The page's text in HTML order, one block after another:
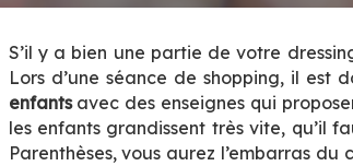
S’il y a bien une partie de votre
Lors d’une séance de shopping, il est
enfantsavec des enseignes qui
les enfants grandissent très vite, qu’il
Parenthèses, vous aurez l’embarras